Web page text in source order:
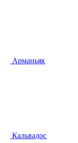
Арманьяк
Кальвадос